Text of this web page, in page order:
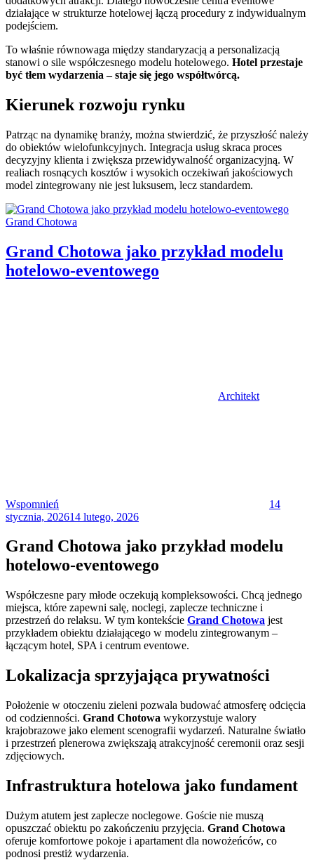
działające w strukturze hotelowej łączą procedury z indywidualnym
podejściem.
To właśnie równowaga między standaryzacją a personalizacją
stanowi o sile współczesnego modelu hotelowego. Hotel przestaje
być tłem wydarzenia – staje się jego współtwórcą.
Kierunek rozwoju rynku
Patrząc na dynamikę branży, można stwierdzić, że przyszłość należy
do obiektów wielofunkcyjnych. Integracja usług skraca proces
decyzyjny klienta i zwiększa przewidywalność organizacyjną. W
realiach rosnących kosztów i wysokich oczekiwań jakościowych
model zintegrowany nie jest luksusem, lecz standardem.
Categories:
Grand Chotowa
Grand Chotowa jako przykład modelu
hotelowo-eventowego
Architekt
Wspomnień
14
stycznia, 202614 lutego, 2026
Grand Chotowa jako przykład modelu
hotelowo-eventowego
Współczesne pary młode oczekują kompleksowości. Chcą jednego
miejsca, które zapewni salę, noclegi, zaplecze techniczne i
przestrzeń do relaksu. W tym kontekście Grand Chotowa jest
przykładem obiektu działającego w modelu zintegrowanym –
łączącym hotel, SPA i centrum eventowe.
Lokalizacja sprzyjająca prywatności
Położenie w otoczeniu zieleni pozwala budować atmosferę odcięcia
od codzienności. Grand Chotowa wykorzystuje walory
krajobrazowe jako element scenografii wydarzeń. Naturalne światło
i przestrzeń plenerowa zwiększają atrakcyjność ceremonii oraz sesji
zdjęciowych.
Infrastruktura hotelowa jako fundament
Dużym atutem jest zaplecze noclegowe. Goście nie muszą
opuszczać obiektu po zakończeniu przyjęcia. Grand Chotowa
oferuje komfortowe pokoje i apartament dla nowożeńców, co
podnosi prestiż wydarzenia.